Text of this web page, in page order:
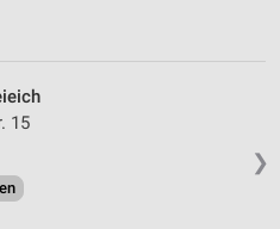
❯
15